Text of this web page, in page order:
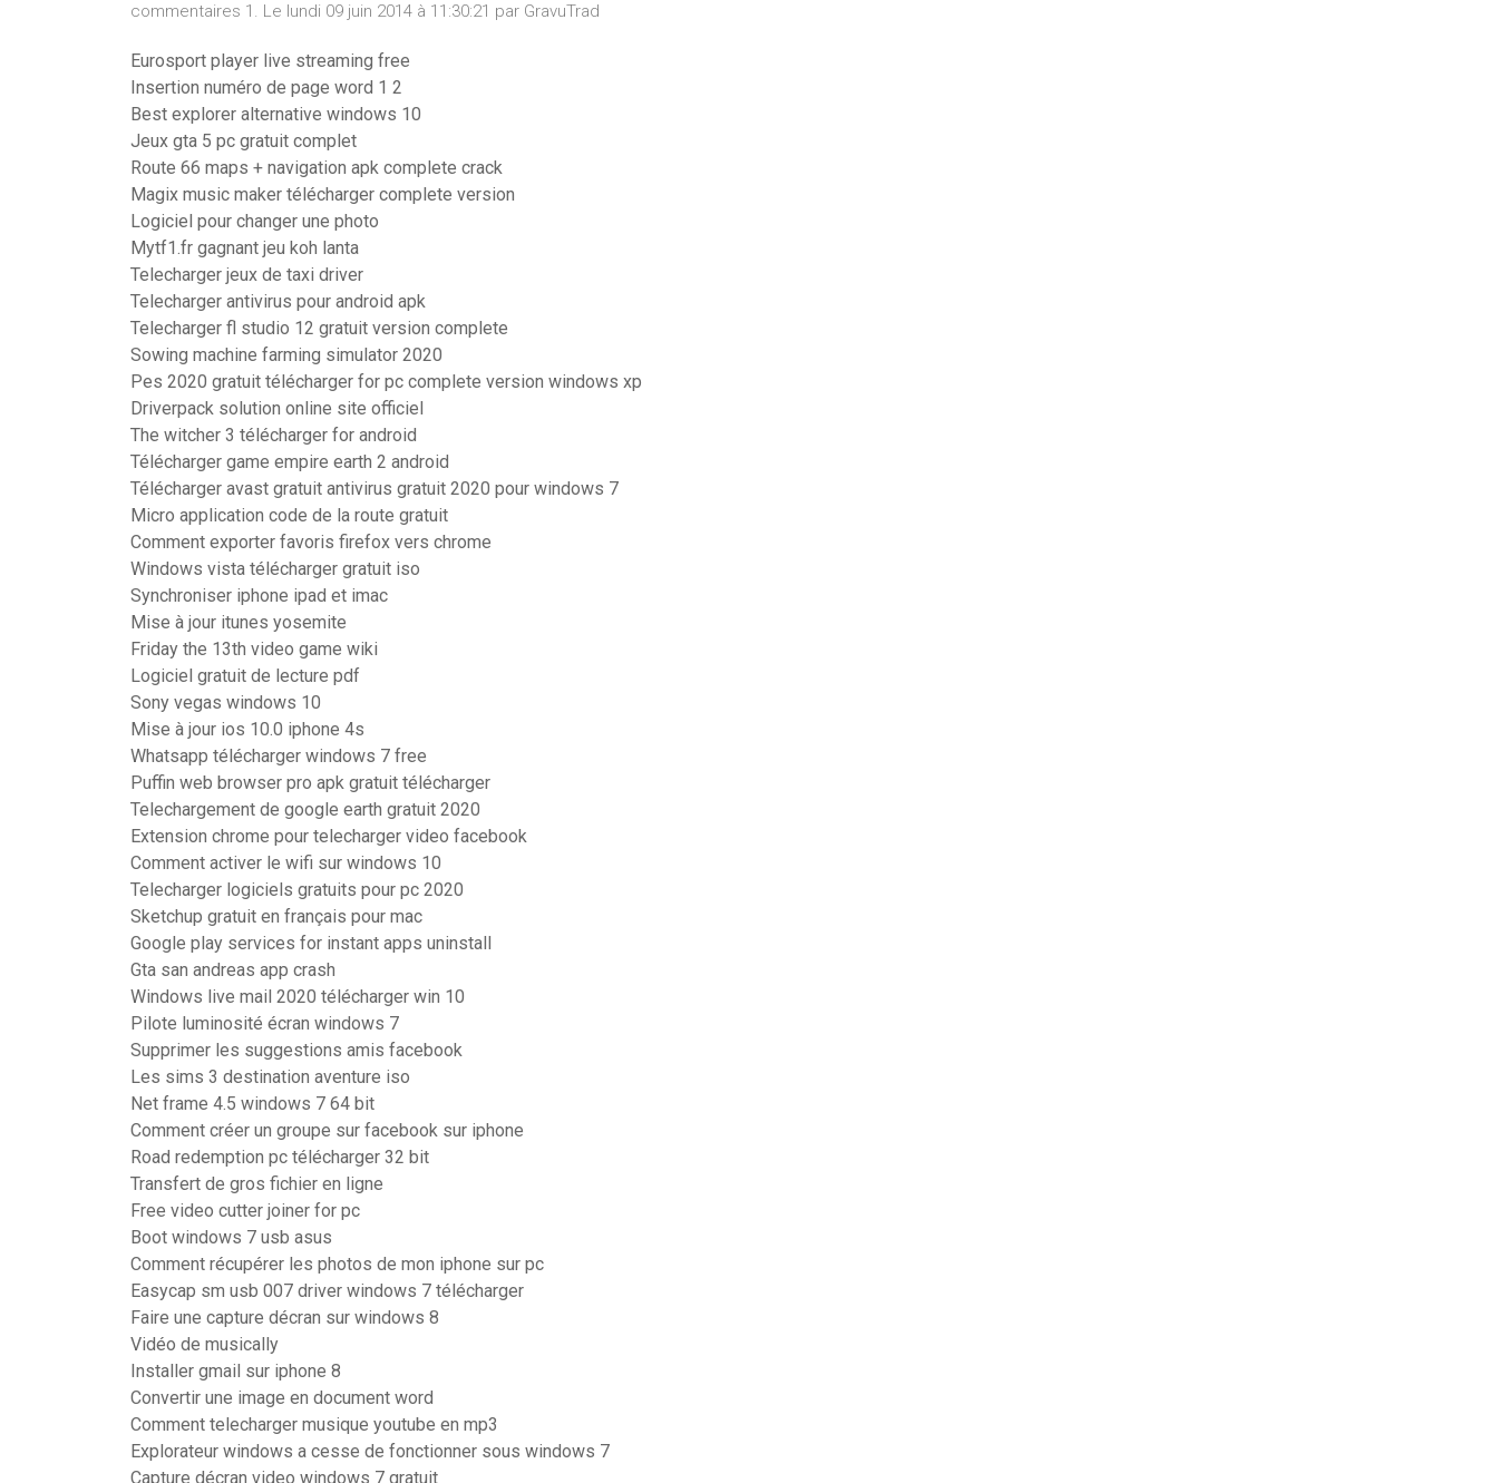
commentaires 1. Le lundi 09 juin 2014 à 11:30:21 par GravuTrad
Eurosport player live streaming free
Insertion numéro de page word 1 2
Best explorer alternative windows 10
Jeux gta 5 pc gratuit complet
Route 66 maps + navigation apk complete crack
Magix music maker télécharger complete version
Logiciel pour changer une photo
Mytf1.fr gagnant jeu koh lanta
Telecharger jeux de taxi driver
Telecharger antivirus pour android apk
Telecharger fl studio 12 gratuit version complete
Sowing machine farming simulator 2020
Pes 2020 gratuit télécharger for pc complete version windows xp
Driverpack solution online site officiel
The witcher 3 télécharger for android
Télécharger game empire earth 2 android
Télécharger avast gratuit antivirus gratuit 2020 pour windows 7
Micro application code de la route gratuit
Comment exporter favoris firefox vers chrome
Windows vista télécharger gratuit iso
Synchroniser iphone ipad et imac
Mise à jour itunes yosemite
Friday the 13th video game wiki
Logiciel gratuit de lecture pdf
Sony vegas windows 10
Mise à jour ios 10.0 iphone 4s
Whatsapp télécharger windows 7 free
Puffin web browser pro apk gratuit télécharger
Telechargement de google earth gratuit 2020
Extension chrome pour telecharger video facebook
Comment activer le wifi sur windows 10
Telecharger logiciels gratuits pour pc 2020
Sketchup gratuit en français pour mac
Google play services for instant apps uninstall
Gta san andreas app crash
Windows live mail 2020 télécharger win 10
Pilote luminosité écran windows 7
Supprimer les suggestions amis facebook
Les sims 3 destination aventure iso
Net frame 4.5 windows 7 64 bit
Comment créer un groupe sur facebook sur iphone
Road redemption pc télécharger 32 bit
Transfert de gros fichier en ligne
Free video cutter joiner for pc
Boot windows 7 usb asus
Comment récupérer les photos de mon iphone sur pc
Easycap sm usb 007 driver windows 7 télécharger
Faire une capture décran sur windows 8
Vidéo de musically
Installer gmail sur iphone 8
Convertir une image en document word
Comment telecharger musique youtube en mp3
Explorateur windows a cesse de fonctionner sous windows 7
Capture décran video windows 7 gratuit